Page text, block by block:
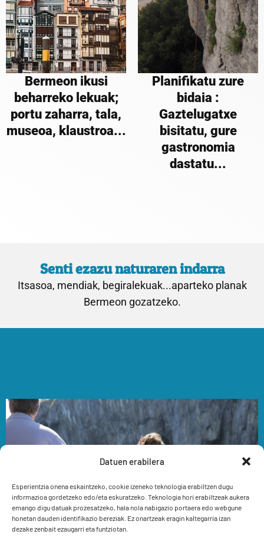
Datuen erabilera
Esperientzia onena eskaintzeko, cookie izeneko teknologia erabiltzen dugu
informazioa gordetzeko edo/eta eskuratzeko. Teknologia hori erabiltzeak aukera
emango digu datuak prozesatzeko, hala nola nabigazio portaera edo webgune
honetan dauden identifikazio bereziak. Ez onartzeak eragin kaltegarria izan
dezake zenbait ezaugarri eta funtziotan.
Bermeon ikusi
beharreko lekuak;
portu zaharra, tala,
museoa, klaustroa...
Planifikatu zure
bidaia :
Gaztelugatxe
bisitatu, gure
gastronomia
dastatu...
Senti ezazu naturaren indarra
Itsasoa, mendiak, begiralekuak...aparteko planak
Bermeon gozatzeko.